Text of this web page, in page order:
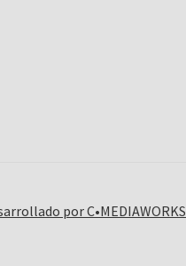
por C•MEDIAWORKS